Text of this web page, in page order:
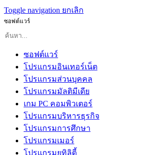
Toggle navigation ยกเลิก
ซอฟต์แวร์
ซอฟต์แวร์
โปรแกรมอินเทอร์เน็ต
โปรแกรมส่วนบุคคล
โปรแกรมมัลติมีเดีย
เกม PC คอมพิวเตอร์
โปรแกรมบริหารธุรกิจ
โปรแกรมการศึกษา
โปรแกรมเมอร์
โปรแกรมยูทิลิตี้